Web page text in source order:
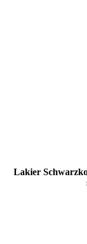
Lakier